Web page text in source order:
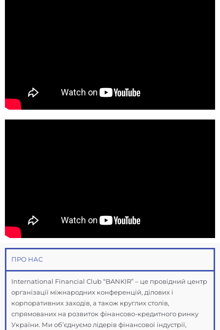
ПРО НАС
International Financial Club “BANKIR” – це провідний центр
організації міжнародних конференцій, ділових і
корпоративних заходів, а також круглих столів,
спрямованих на розвиток фінансово-кредитного ринку
України. Ми об’єднуємо лідерів фінансової індустрії,